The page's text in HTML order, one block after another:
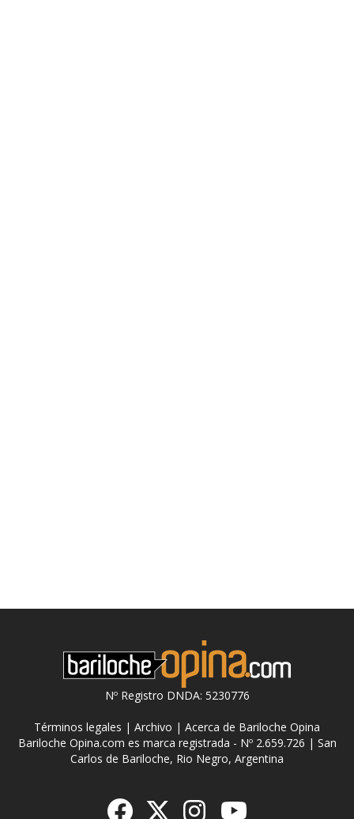
Nº Registro DNDA: 5230776
Términos legales | Archivo | Acerca de Bariloche Opina
Bariloche Opina.com es marca registrada - Nº 2.659.726 | San
Carlos de Bariloche, Rio Negro, Argentina